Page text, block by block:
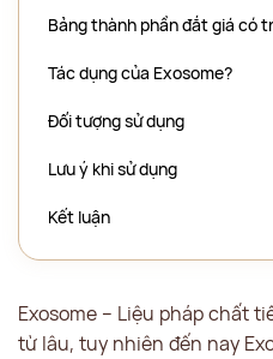
Bảng thành phần đắt giá có
Tác dụng của Exosome?
Đối tượng sử dụng
Lưu ý khi sử dụng
Kết luận
Exosome – Liệu pháp chất
từ lâu, tuy nhiên đến nay